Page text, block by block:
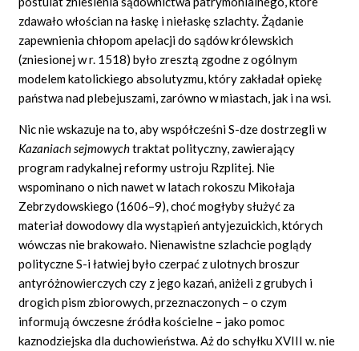
zdawało włościan na łaskę i niełaskę szlachty. Żądanie
zapewnienia chłopom apelacji do sądów królewskich
(zniesionej w r. 1518) było zresztą zgodne z ogólnym
modelem katolickiego absolutyzmu, który zakładał opiekę
państwa nad plebejuszami, zarówno w miastach, jak i na wsi.
Nic nie wskazuje na to, aby współcześni S-dze dostrzegli w
Kazaniach sejmowychtraktat polityczny, zawierający
program radykalnej reformy ustroju Rzplitej. Nie
wspominano o nich nawet w latach rokoszu Mikołaja
Zebrzydowskiego (1606–9), choć mogłyby służyć za
materiał dowodowy dla wystąpień antyjezuickich, których
wówczas nie brakowało. Nienawistne szlachcie poglądy
polityczne S-i łatwiej było czerpać z ulotnych broszur
antyróżnowierczych czy z jego kazań, aniżeli z grubych i
drogich pism zbiorowych, przeznaczonych – o czym
informują ówczesne źródła kościelne – jako pomoc
kaznodziejska dla duchowieństwa. Aż do schyłku XVIII w. nie